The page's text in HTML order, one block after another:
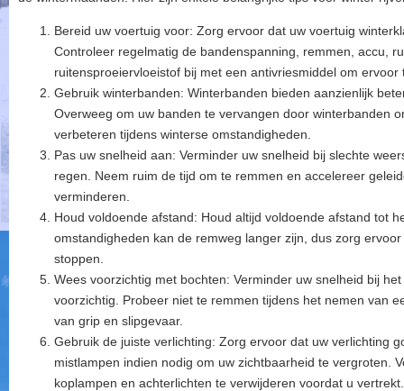
Bereid uw voertuig voor: Zorg ervoor dat uw voertuig
Controleer regelmatig de bandenspanning, remmen, accu,
ruitensproeiervloeistof bij met een antivriesmiddel om
Gebruik winterbanden: Winterbanden bieden aanzienlijk
Overweeg om uw banden te vervangen door winterbanden
verbeteren tijdens winterse omstandigheden.
Pas uw snelheid aan: Verminder uw snelheid bij slechte
regen. Neem ruim de tijd om te remmen en accelereer
verminderen.
Houd voldoende afstand: Houd altijd voldoende afstand tot
omstandigheden kan de remweg langer zijn, dus zorg
stoppen.
Wees voorzichtig met bochten: Verminder uw snelheid bij
voorzichtig. Probeer niet te remmen tijdens het nemen van
van grip en slipgevaar.
Gebruik de juiste verlichting: Zorg ervoor dat uw verlichting
mistlampen indien nodig om uw zichtbaarheid te vergroten.
koplampen en achterlichten te verwijderen voordat u vertrekt.